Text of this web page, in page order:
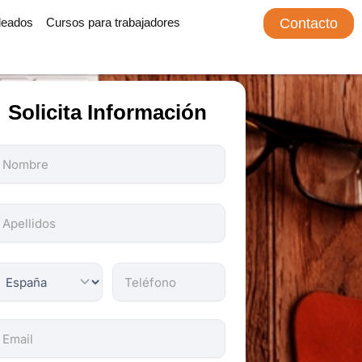
Cursos para trabajadores Contacto
Solicita Información